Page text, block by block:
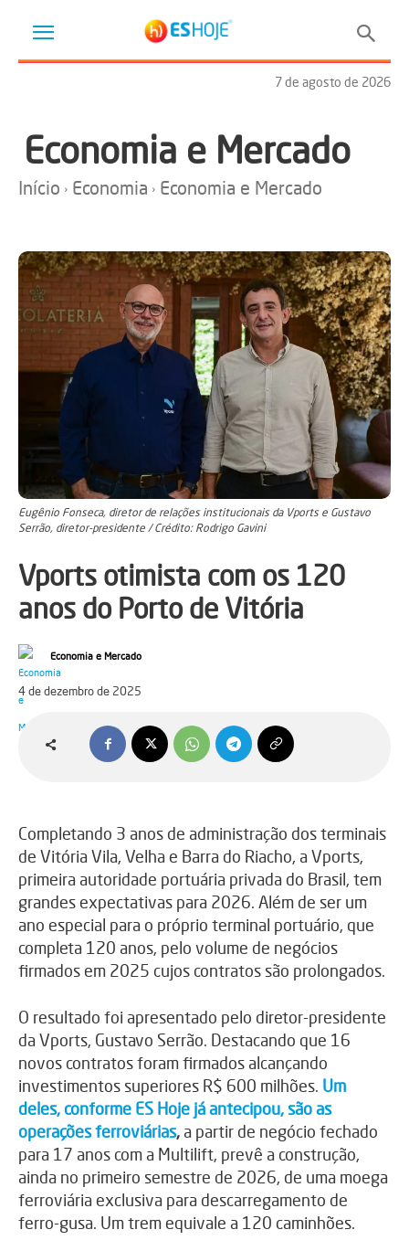
7 de agosto de 2026
Economia e Mercado
Início Economia Economia e Mercado
Eugênio Fonseca, diretor de relações institucionais da Vports e Gustavo
Serrão, diretor-presidente / Crédito: Rodrigo Gavini
Vports otimista com os 120
anos do Porto de Vitória
Economia e Mercado
4 de dezembro de 2025
Completando 3 anos de administração dos terminais
de Vitória Vila, Velha e Barra do Riacho, a Vports,
primeira autoridade portuária privada do Brasil, tem
grandes expectativas para 2026. Além de ser um
ano especial para o próprio terminal portuário, que
completa 120 anos, pelo volume de negócios
firmados em 2025 cujos contratos são prolongados.
O resultado foi apresentado pelo diretor-presidente
da Vports, Gustavo Serrão. Destacando que 16
novos contratos foram firmados alcançando
investimentos superiores R$ 600 milhões. Um
deles, conforme ES Hoje já antecipou, são as
operações ferroviárias, a partir de negócio fechado
para 17 anos com a Multilift, prevê a construção,
ainda no primeiro semestre de 2026, de uma moega
ferroviária exclusiva para descarregamento de
ferro-gusa. Um trem equivale a 120 caminhões.